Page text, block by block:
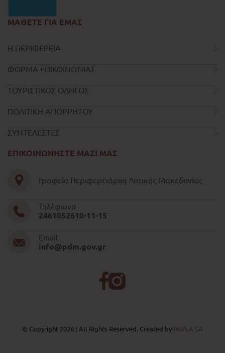
ΜΑΘΕΤΕ ΓΙΑ ΕΜΑΣ
Η ΠΕΡΙΦΕΡΕΙΑ
ΦΟΡΜΑ ΕΠΙΚΟΙΝΩΝΙΑΣ
ΤΟΥΡΙΣΤΙΚΟΣ ΟΔΗΓΟΣ
ΠΟΛΙΤΙΚΗ ΑΠΟΡΡΗΤΟΥ
ΣΥΝΤΕΛΕΣΤΕΣ
ΕΠΙΚΟΙΝΩΝΗΣΤΕ ΜΑΖΙ ΜΑΣ
Γραφείο Περιφερειάρχη Δυτικής Μακεδονίας
Τηλέφωνο
2461052610-11-15
Email
info@pdm.gov.gr
© Copyright 2026 | All Rights Reserved. Created by PAVLA SA